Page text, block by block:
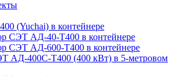
(Yuchai) в контейнере
СЭТ АД-40-Т400 в контейнере
СЭТ АД-600-Т400 в контейнере
АД-400С-Т400 (400 кВт) в 5-метровом